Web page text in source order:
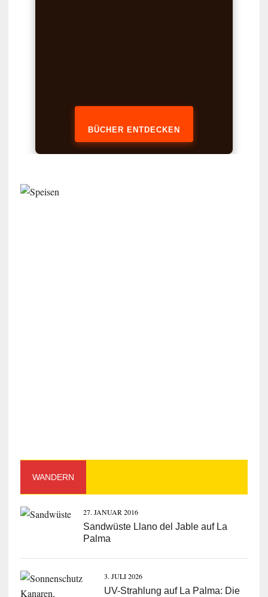
BÜCHER ENTDECKEN
WANDERN
27. JANUAR 2016
Sandwüste Llano del Jable auf La
Palma
3. JULI 2026
UV-Strahlung auf La Palma: Die